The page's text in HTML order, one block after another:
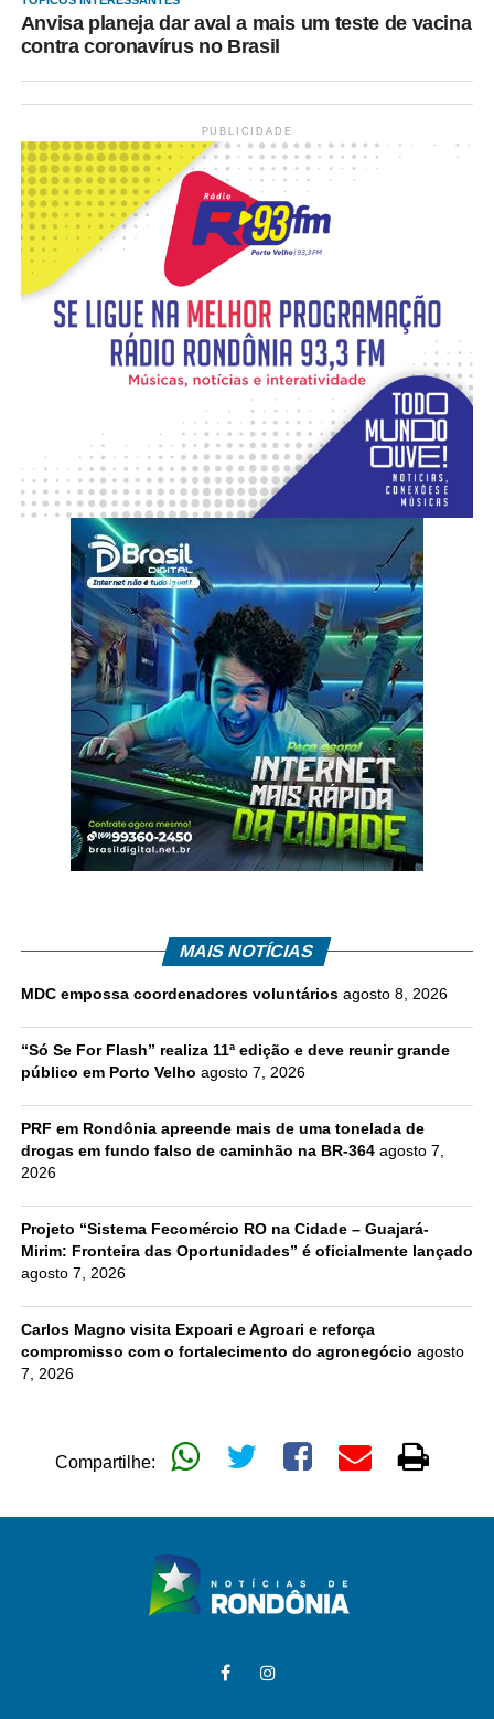
Anvisa planeja dar aval a mais um teste de vacina
contra coronavírus no Brasil
PUBLICIDADE
MAIS NOTÍCIAS
MDC empossa coordenadores voluntários agosto 8, 2026
“Só Se For Flash” realiza 11ª edição e deve reunir grande
público em Porto Velho agosto 7, 2026
PRF em Rondônia apreende mais de uma tonelada de
drogas em fundo falso de caminhão na BR-364 agosto 7,
2026
Projeto “Sistema Fecomércio RO na Cidade – Guajará-
Mirim: Fronteira das Oportunidades” é oficialmente lançado
agosto 7, 2026
Carlos Magno visita Expoari e Agroari e reforça
compromisso com o fortalecimento do agronegócio agosto
7, 2026
Compartilhe: